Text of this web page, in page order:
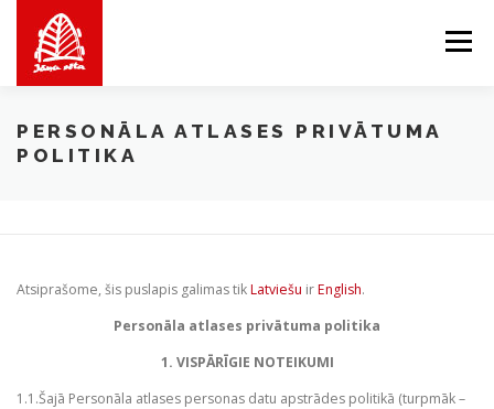
content
Menu
APIE MUS MES SIŪLOME PARDUOTUVĖ
PERSONĀLA ATLASES PRIVĀTUMA
POLITIKA
Atsiprašome, šis puslapis galimas tikLatviešu irEnglish.
Personāla atlases privātuma politika
1. VISPĀRĪGIE NOTEIKUMI
1.1.Šajā Personāla atlases personas datu apstrādes politikā (turpmāk –